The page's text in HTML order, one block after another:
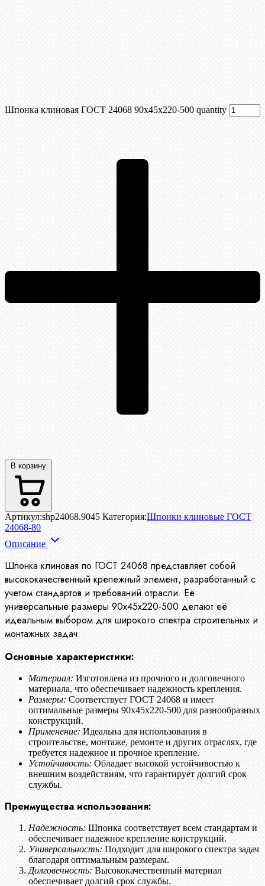
Шпонка клиновая ГОСТ 24068 90х45х220-500 quantity
В корзину
Артикул:shp24068.9045 Категория:Шпонки клиновые ГОСТ
24068-80
Описание
Шпонка клиновая по ГОСТ 24068 представляет собой
высококачественный крепежный элемент, разработанный с
учетом стандартов и требований отрасли. Её
универсальные размеры 90х45х220-500 делают её
идеальным выбором для широкого спектра строительных и
монтажных задач.
Основные характеристики:
Материал: Изготовлена из прочного и долговечного
материала, что обеспечивает надежность крепления.
Размеры: Соответствует ГОСТ 24068 и имеет
оптимальные размеры 90х45х220-500 для разнообразных
конструкций.
Применение: Идеальна для использования в
строительстве, монтаже, ремонте и других отраслях, где
требуется надежное и прочное крепление.
Устойчивость: Обладает высокой устойчивостью к
внешним воздействиям, что гарантирует долгий срок
службы.
Преимущества использования:
Надежность: Шпонка соответствует всем стандартам и
обеспечивает надежное крепление конструкций.
Универсальность: Подходит для широкого спектра задач
благодаря оптимальным размерам.
Долговечность: Высококачественный материал
обеспечивает долгий срок службы.